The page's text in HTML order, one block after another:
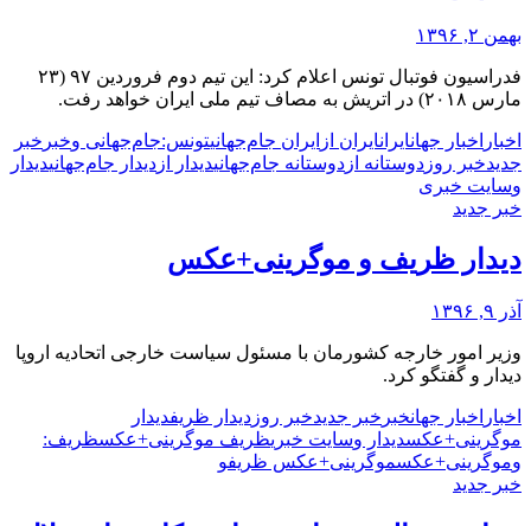
بهمن ۲, ۱۳۹۶
فدراسیون فوتبال تونس اعلام کرد: این تیم دوم فروردین ۹۷ (۲۳
مارس ۲۰۱۸) در اتریش به مصاف تیم ملی ایران خواهد رفت.
اخبار اخبار جهانایرانایران از ایران جام‌جهانیتونس:جام‌جهانی وخبر خبر
جدیدخبر روز دوستانه از دوستانه جام‌جهانیدیدار از دیدار جام‌جهانیدیدار
وسایت خبری
خبر جدید
دیدار ظریف و موگرینی+عکس
آذر ۹, ۱۳۹۶
وزیر امور خارجه کشورمان با مسئول سیاست خارجی اتحادیه اروپا
دیدار و گفتگو کرد.
اخبار اخبار جهانخبر خبر جدیدخبر روز دیدار ظریفدیدار
موگرینی+عکسدیدار وسایت خبریظریف موگرینی+عکسظریف:
وموگرینی+عکسموگرینی+عکس ظریفو
خبر جدید